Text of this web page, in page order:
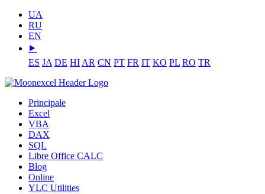
UA
RU
EN
⯈
ES JA DE HI AR CN PT FR IT KO PL RO TR
Principale
Excel
VBA
DAX
SQL
Libre Office CALC
Blog
Online
YLC Utilities